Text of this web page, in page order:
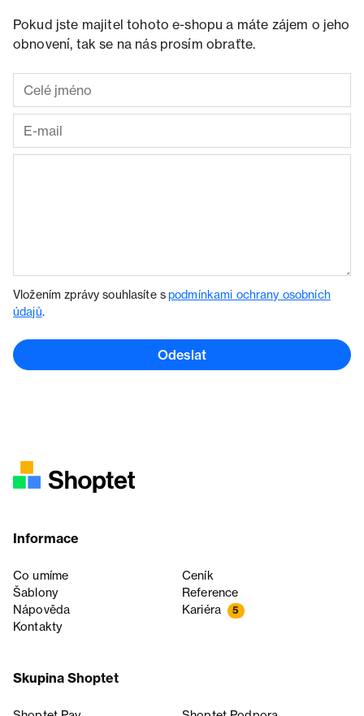
Pokud jste majitel tohoto e-shopu a máte zájem o jeho
obnovení, tak se na nás prosím obraťte.
Vložením zprávy souhlasíte spodmínkami ochrany osobních
údajů.
Odeslat
Informace
Co umíme
Ceník
Šablony
Reference
Nápověda
Kariéra 5
Kontakty
Skupina Shoptet